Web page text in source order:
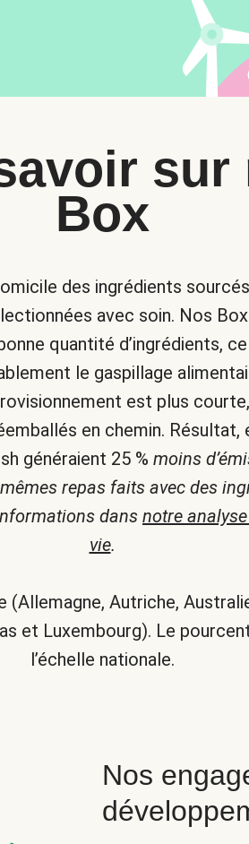
sur
Box
des ingrédients
avec soin. Nos
quantité d’ingrédients,
le gaspillage
est plus
en chemin. Résultat,
généraient 25 % moins
repas faits avec des
dans notre
vie.
(Allemagne, Autriche,
et Luxembourg). Le
l’échelle nationale.
Nos